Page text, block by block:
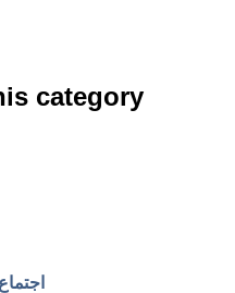
category
اجتماع